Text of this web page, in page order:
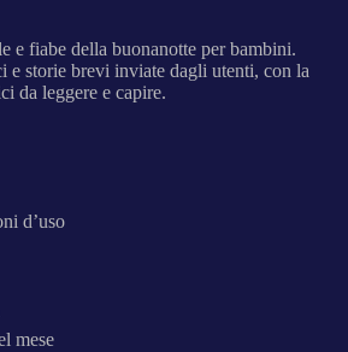
e fiabe della buonanotte per bambini.
e storie brevi inviate dagli utenti, con la
da leggere e capire.
d’uso
mese